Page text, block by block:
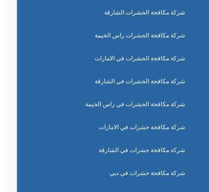
شركة مكافحة الحشرات الشارقة
شركة مكافحة الحشرات راس الخيمة
شركة مكافحة الحشرات في الامارات
شركة مكافحة الحشرات في الشارقة
شركة مكافحة الحشرات في راس الخيمة
شركة مكافحة حشرات في الامارات
شركة مكافحة حشرات في الشارقة
شركة مكافحة حشرات في دبي